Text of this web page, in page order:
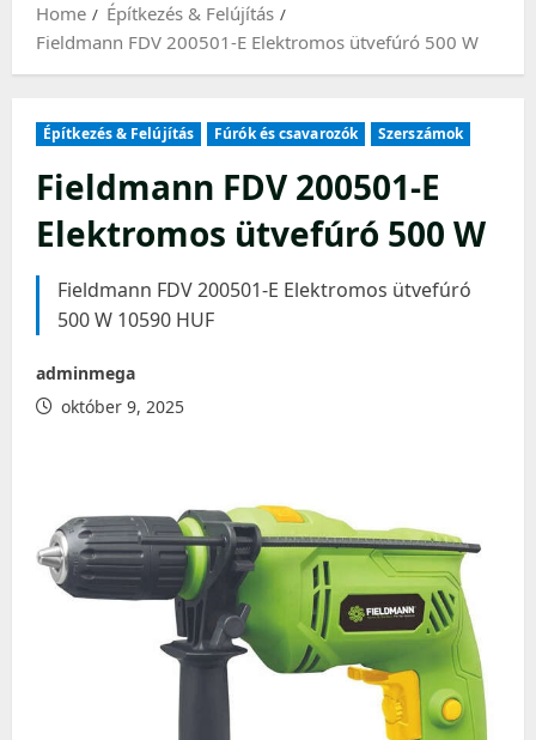
Home
Építkezés & Felújítás
Fieldmann FDV 200501-E Elektromos ütvefúró 500 W
Építkezés & Felújítás Fúrók és csavarozók Szerszámok
Fieldmann FDV 200501-E
Elektromos ütvefúró 500 W
Fieldmann FDV 200501-E Elektromos ütvefúró
500 W 10590 HUF
adminmega
október 9, 2025